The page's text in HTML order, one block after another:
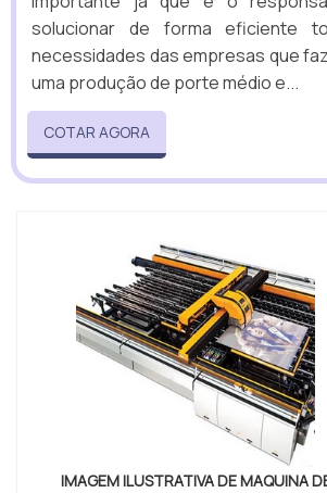
solucionar de forma eficiente
necessidades das empresas que
uma produção de porte médio e...
COTAR AGORA
IMAGEM ILUSTRATIVA DE MAQUINA